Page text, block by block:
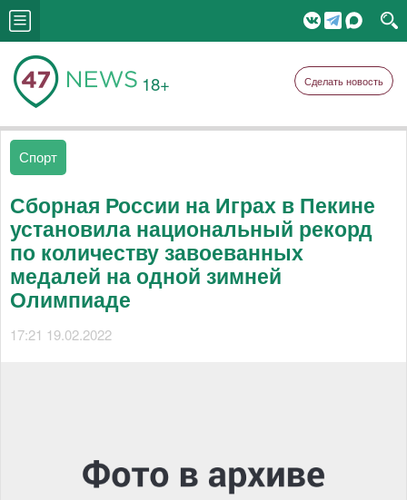
18+ Сделать новость
Спорт
Сборная России на Играх в Пекине
установила национальный рекорд
по количеству завоеванных
медалей на одной зимней
Олимпиаде
17:21 19.02.2022